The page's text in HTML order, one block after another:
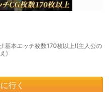
基本エッチ枚数170枚以上!(主人公の
)
行く